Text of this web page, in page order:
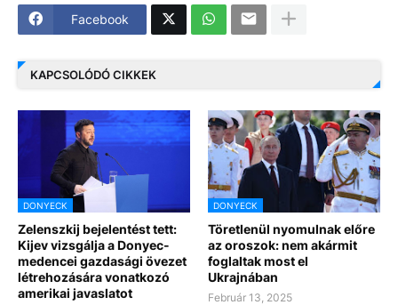
Facebook
KAPCSOLÓDÓ CIKKEK
DONYECK
Zelenszkij bejelentést tett:
Kijev vizsgálja a Donyec-
medencei gazdasági övezet
létrehozására vonatkozó
amerikai javaslatot
DONYECK
Töretlenül nyomulnak előre
az oroszok: nem akármit
foglaltak most el
Ukrajnában
Február 13, 2025